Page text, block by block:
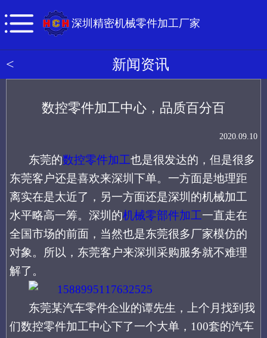
深圳精密机械零件加工厂家
< 新闻资讯
数控零件加工中心，品质百分百
2020.09.10
东莞的数控零件加工也是很发达的，但是很多
东莞客户还是喜欢来深圳下单。一方面是地理距
离实在是太近了，另一方面还是深圳的机械加工
水平略高一筹。深圳的机械零部件加工一直走在
全国市场的前面，当然也是东莞很多厂家模仿的
对象。所以，东莞客户来深圳采购服务就不难理
解了。
东莞某汽车零件企业的谭先生，上个月找到我
们数控零件加工中心下了一个大单， 100套的汽车